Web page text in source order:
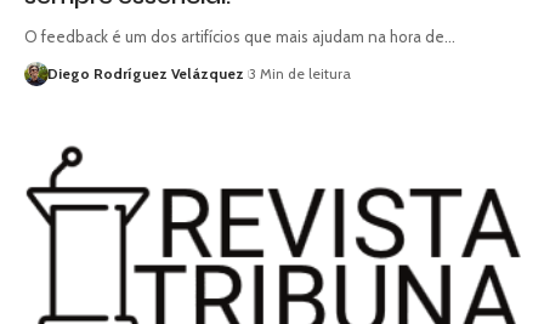
O feedback é um dos artifícios que mais ajudam na hora de…
Diego Rodríguez Velázquez 3 Min de leitura